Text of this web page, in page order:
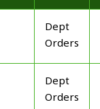
Dept
Orders
Dept
Orders